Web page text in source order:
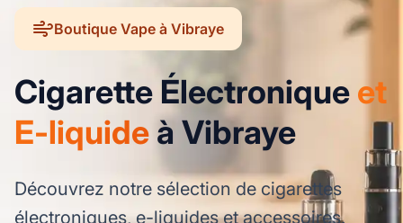
Boutique Vape à Vibraye
Cigarette Électronique et
E-liquide à Vibraye
Découvrez notre sélection de cigarettes
électroniques, e-liquides et accessoires.